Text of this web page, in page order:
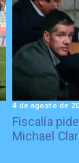
Fiscalía
Michael
4 de agosto de